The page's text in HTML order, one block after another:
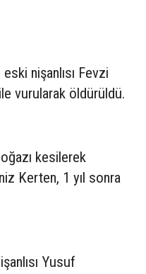
nişanlısı Fevzi
vurularak öldürüldü.
kesilerek
Kerten, 1 yıl sonra
Yusuf